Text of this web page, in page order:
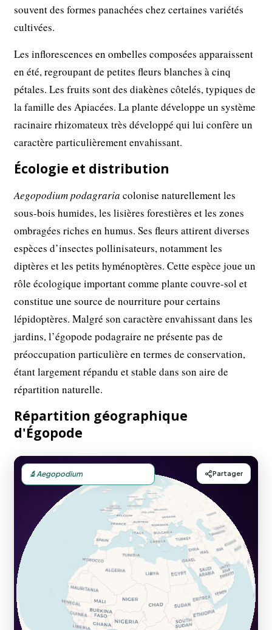
souvent des formes panachées chez certaines variétés
cultivées.
Les inflorescences en ombelles composées apparaissent
en été, regroupant de petites fleurs blanches à cinq
pétales. Les fruits sont des diakènes côtelés, typiques de
la famille des Apiacées. La plante développe un système
racinaire rhizomateux très développé qui lui confère un
caractère particulièrement envahissant.
Écologie et distribution
Aegopodium podagraria colonise naturellement les
sous-bois humides, les lisières forestières et les zones
ombragées riches en humus. Ses fleurs attirent diverses
espèces d’insectes pollinisateurs, notamment les
diptères et les petits hyménoptères. Cette espèce joue un
rôle écologique important comme plante couvre-sol et
constitue une source de nourriture pour certains
lépidoptères. Malgré son caractère envahissant dans les
jardins, l’égopode podagraire ne présente pas de
préoccupation particulière en termes de conservation,
étant largement répandu et stable dans son aire de
répartition naturelle.
Répartition géographique
d'Égopode